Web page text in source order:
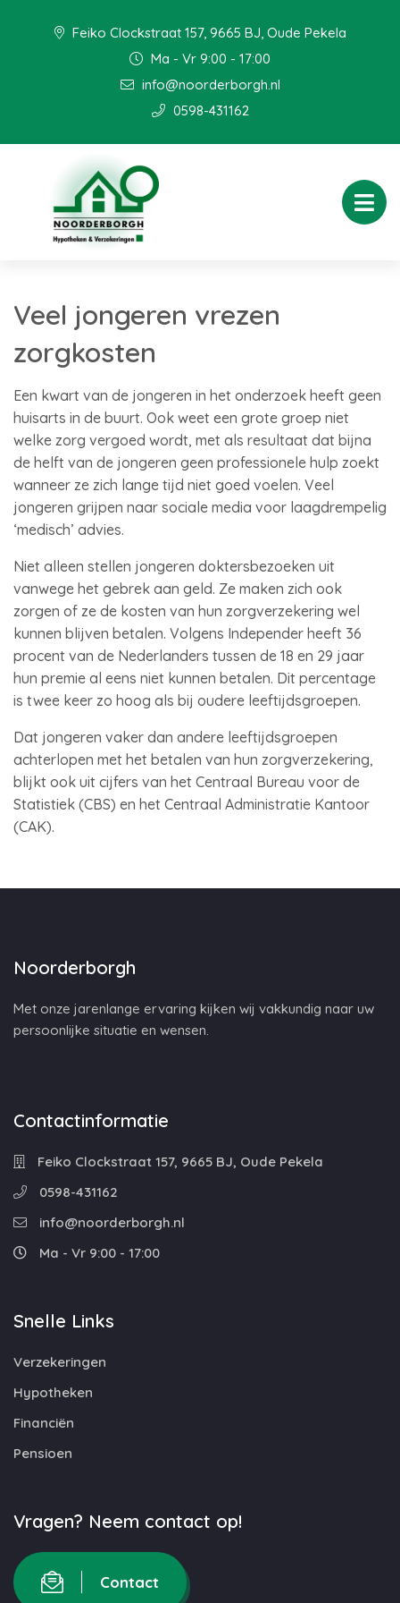
Feiko Clockstraat 157, 9665 BJ, Oude Pekela
Ma - Vr 9:00 - 17:00
info@noorderborgh.nl
0598-431162
Veel jongeren vrezen
zorgkosten
Een kwart van de jongeren in het onderzoek heeft geen
huisarts in de buurt. Ook weet een grote groep niet
welke zorg vergoed wordt, met als resultaat dat bijna
de helft van de jongeren geen professionele hulp zoekt
wanneer ze zich lange tijd niet goed voelen. Veel
jongeren grijpen naar sociale media voor laagdrempelig
‘medisch’ advies.
Niet alleen stellen jongeren doktersbezoeken uit
vanwege het gebrek aan geld. Ze maken zich ook
zorgen of ze de kosten van hun zorgverzekering wel
kunnen blijven betalen. Volgens Independer heeft 36
procent van de Nederlanders tussen de 18 en 29 jaar
hun premie al eens niet kunnen betalen. Dit percentage
is twee keer zo hoog als bij oudere leeftijdsgroepen.
Dat jongeren vaker dan andere leeftijdsgroepen
achterlopen met het betalen van hun zorgverzekering,
blijkt ook uit cijfers van het Centraal Bureau voor de
Statistiek (CBS) en het Centraal Administratie Kantoor
(CAK).
Noorderborgh
Met onze jarenlange ervaring kijken wij vakkundig naar uw
persoonlijke situatie en wensen.
Contactinformatie
Feiko Clockstraat 157, 9665 BJ, Oude Pekela
0598-431162
info@noorderborgh.nl
Ma - Vr 9:00 - 17:00
Snelle Links
Verzekeringen
Hypotheken
Financiën
Pensioen
Vragen? Neem contact op!
Contact